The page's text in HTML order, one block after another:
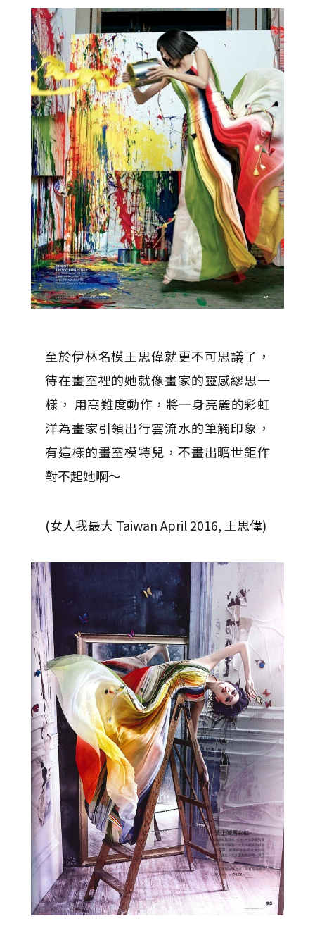
至於伊林名模王思偉就更不可思議了，
待在畫室裡的她就像畫家的靈感繆思一
樣， 用高難度動作，將一身亮麗的彩虹
洋為畫家引領出行雲流水的筆觸印象，
有這樣的畫室模特兒，不畫出曠世鉅作
對不起她啊～
(女人我最大 Taiwan April 2016, 王思偉)